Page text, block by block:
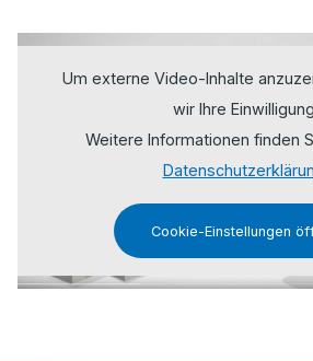
Um externe Video-Inhalte
wir Ihre
Weitere Informationen finden
Cookie-Einstellungen